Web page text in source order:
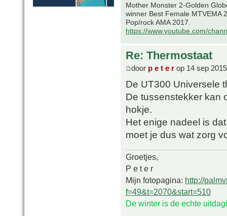
Mother Monster 2-Golden
winner Best Female MTVEMA
Pop/rock AMA 2017.
https://www.youtube.com/
Re: Thermostaat
door p e t e r op 14 sep
De UT300 Universele
De tussenstekker kan
hokje.
Het enige nadeel is
moet je dus wat zorg
Groetjes,
P e t e r
Mijn fotopagina: http://
f=49&t=2070&start=510
De winter is de echte